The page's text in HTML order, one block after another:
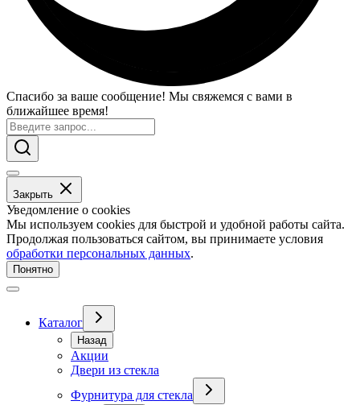
Спасибо за ваше сообщение! Мы свяжемся с вами в
ближайшее время!
Закрыть
Уведомление о cookies
Мы используем cookies для быстрой и удобной работы сайта.
Продолжая пользоваться сайтом, вы принимаете условия
обработки персональных данных.
Понятно
Каталог
Назад
Акции
Двери из стекла
Фурнитура для стекла